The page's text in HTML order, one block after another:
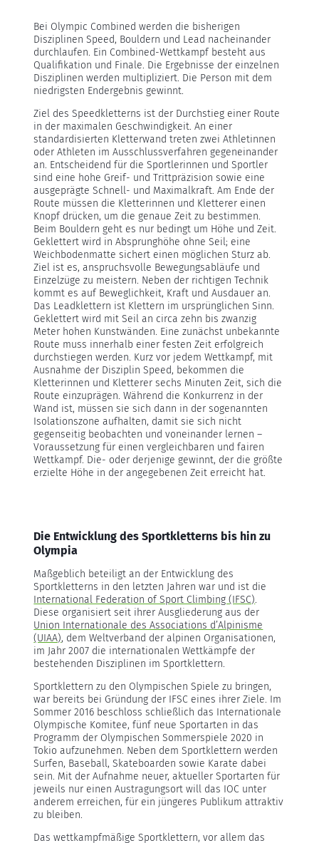
Bei Olympic Combined werden die bisherigen
Disziplinen Speed, Bouldern und Lead nacheinander
durchlaufen. Ein Combined-Wettkampf besteht aus
Qualifikation und Finale. Die Ergebnisse der einzelnen
Disziplinen werden multipliziert. Die Person mit dem
niedrigsten Endergebnis gewinnt.
Ziel des Speedkletterns ist der Durchstieg einer Route
in der maximalen Geschwindigkeit. An einer
standardisierten Kletterwand treten zwei Athletinnen
oder Athleten im Ausschlussverfahren gegeneinander
an. Entscheidend für die Sportlerinnen und Sportler
sind eine hohe Greif- und Trittpräzision sowie eine
ausgeprägte Schnell- und Maximalkraft. Am Ende der
Route müssen die Kletterinnen und Kletterer einen
Knopf drücken, um die genaue Zeit zu bestimmen.
Beim Bouldern geht es nur bedingt um Höhe und Zeit.
Geklettert wird in Absprunghöhe ohne Seil; eine
Weichbodenmatte sichert einen möglichen Sturz ab.
Ziel ist es, anspruchsvolle Bewegungsabläufe und
Einzelzüge zu meistern. Neben der richtigen Technik
kommt es auf Beweglichkeit, Kraft und Ausdauer an.
Das Leadklettern ist Klettern im ursprünglichen Sinn.
Geklettert wird mit Seil an circa zehn bis zwanzig
Meter hohen Kunstwänden. Eine zunächst unbekannte
Route muss innerhalb einer festen Zeit erfolgreich
durchstiegen werden. Kurz vor jedem Wettkampf, mit
Ausnahme der Disziplin Speed, bekommen die
Kletterinnen und Kletterer sechs Minuten Zeit, sich die
Route einzuprägen. Während die Konkurrenz in der
Wand ist, müssen sie sich dann in der sogenannten
Isolationszone aufhalten, damit sie sich nicht
gegenseitig beobachten und voneinander lernen –
Voraussetzung für einen vergleichbaren und fairen
Wettkampf. Die- oder derjenige gewinnt, der die größte
erzielte Höhe in der angegebenen Zeit erreicht hat.
Die Entwicklung des Sportkletterns bis hin zu
Olympia
Maßgeblich beteiligt an der Entwicklung des
Sportkletterns in den letzten Jahren war und ist die
International Federation of Sport Climbing (IFSC).
Diese organisiert seit ihrer Ausgliederung aus der
Union Internationale des Associations d’Alpinisme
(UIAA), dem Weltverband der alpinen Organisationen,
im Jahr 2007 die internationalen Wettkämpfe der
bestehenden Disziplinen im Sportklettern.
Sportklettern zu den Olympischen Spiele zu bringen,
war bereits bei Gründung der IFSC eines ihrer Ziele. Im
Sommer 2016 beschloss schließlich das Internationale
Olympische Komitee, fünf neue Sportarten in das
Programm der Olympischen Sommerspiele 2020 in
Tokio aufzunehmen. Neben dem Sportklettern werden
Surfen, Baseball, Skateboarden sowie Karate dabei
sein. Mit der Aufnahme neuer, aktueller Sportarten für
jeweils nur einen Austragungsort will das IOC unter
anderem erreichen, für ein jüngeres Publikum attraktiv
zu bleiben.
Das wettkampfmäßige Sportklettern, vor allem das